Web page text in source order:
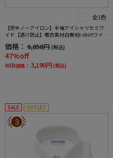
全1色
【完全ノーアイロン】半袖アイシャツセミワ
イド【透け防止】帳衣素材白無地i-shirtワイシ
価格： 6,050円 (税込)
47%off
WEB価格： 3,190円 (税込)
SALE OUTLET
3